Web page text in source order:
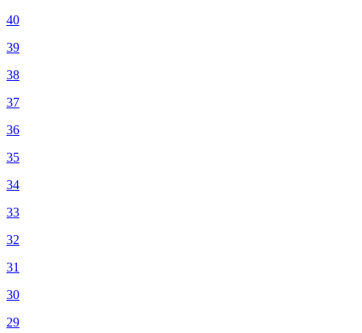
40
39
38
37
36
35
34
33
32
31
30
29